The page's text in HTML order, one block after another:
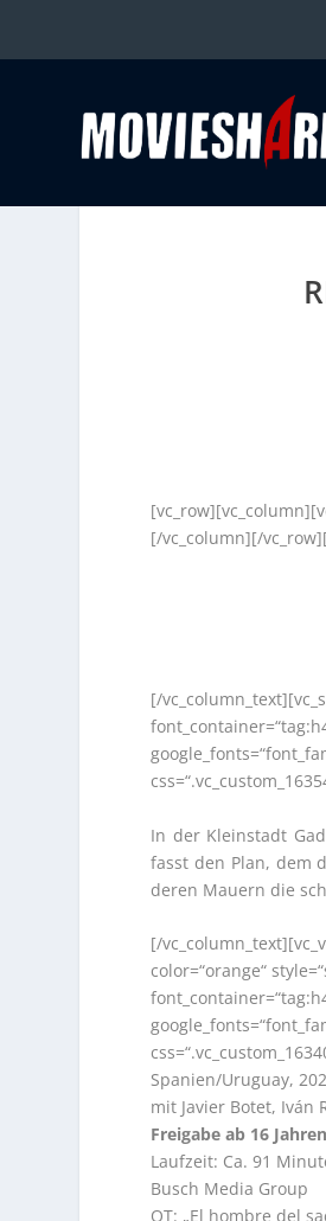
[/vc_column][/
[/
In der Kleinstadt
fasst den Plan, dem
deren Mauern die
[/
color=“orange“
Spanien/Uruguay,
mit Javier Botet, Iván
Freigabe ab 16 Jahren
Laufzeit: Ca. 91
Busch Media Group
OT: „El hombre del